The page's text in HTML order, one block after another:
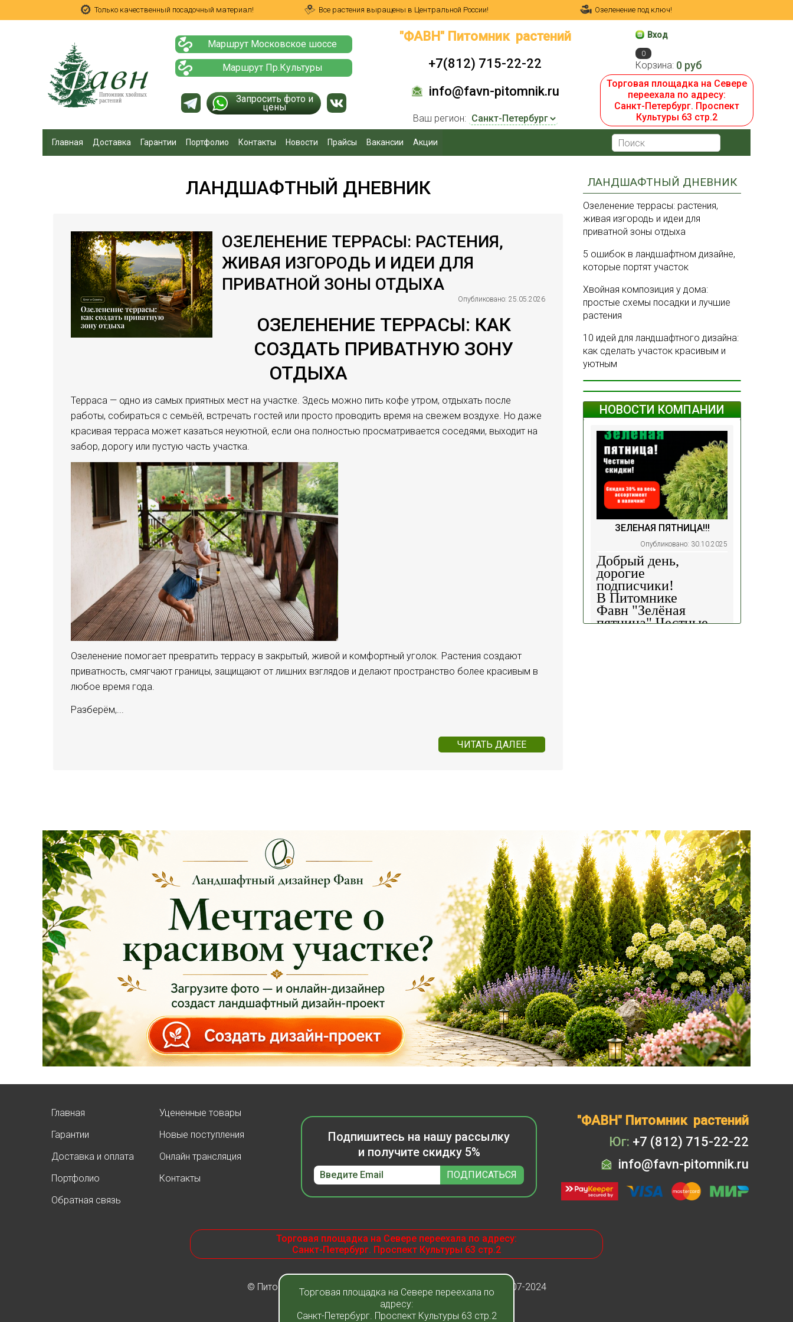
Только качественный посадочный материал! Все растения выращены в Центральной России! Озеленение под ключ!
Маршрут Московское шоссе
Маршрут Пр.Культуры
Запросить фото и
цены
"ФАВН" Питомник растений
+7(812) 715-22-22
info@favn-pitomnik.ru
Ваш регион:
Вход
0
Корзина: 0 руб
Торговая площадка на Севере
переехала по адресу:
Санкт-Петербург. Проспект
Культуры 63 стр.2
Главная Доставка Гарантии Портфолио Контакты Новости Прайсы Вакансии Акции
ЛАНДШАФТНЫЙ ДНЕВНИК
Озеленение террасы: растения,
живая изгородь и идеи для
приватной зоны отдыха
5 ошибок в ландшафтном дизайне,
которые портят участок
Хвойная композиция у дома:
простые схемы посадки и лучшие
растения
10 идей для ландшафтного дизайна:
как сделать участок красивым и
уютным
НОВОСТИ КОМПАНИИ
ЗЕЛЕНАЯ ПЯТНИЦА!!!
Опубликовано: 30.10.2025
Добрый день,
дорогие
подписчики!
В Питомнике
Фавн "Зелёная
пятница".Честные
в нашем питомнике!
ЧИТАТЬ ДАЛЕЕ
АКЦИЯ ТУИ БРАБАНТ
Опубликовано: 07.08.2025
Добрый день, дорогие
подписчики!
У нас началасьСУПЕР
АКЦИЯ!
Скидка 20%навсе
туи западные
ЛАНДШАФТНЫЙ ДНЕВНИК
ОЗЕЛЕНЕНИЕ ТЕРРАСЫ: РАСТЕНИЯ,
ЖИВАЯ ИЗГОРОДЬ И ИДЕИ ДЛЯ
ПРИВАТНОЙ ЗОНЫ ОТДЫХА
Опубликовано: 25.05.2026
ОЗЕЛЕНЕНИЕ ТЕРРАСЫ: КАК
СОЗДАТЬ ПРИВАТНУЮ ЗОНУ
ОТДЫХА
Терраса — одно из самых приятных мест на участке. Здесь можно пить кофе утром, отдыхать после
работы, собираться с семьёй, встречать гостей или просто проводить время на свежем воздухе. Но даже
красивая терраса может казаться неуютной, если она полностью просматривается соседями, выходит на
забор, дорогу или пустую часть участка.
Озеленение помогает превратить террасу в закрытый, живой и комфортный уголок. Растения создают
приватность, смягчают границы, защищают от лишних взглядов и делают пространство более красивым в
любое время года.
Разберём,...
ЧИТАТЬ ДАЛЕЕ
Главная
Гарантии
Доставка и оплата
Портфолио
Обратная связь
Уцененные товары
Новые поступления
Онлайн трансляция
Контакты
Подпишитесь на нашу рассылку
и получите скидку 5%
"ФАВН" Питомник растений
Юг: +7 (812) 715-22-22
info@favn-pitomnik.ru
Торговая площадка на Севере переехала по адресу:
Санкт-Петербург. Проспект Культуры 63 стр.2
© Питомник растений "Фавн" - Санкт-Петербург - Москва 2007-2024
Торговая площадка на Севере переехала по
адресу:
Санкт-Петербург. Проспект Культуры 63 стр.2